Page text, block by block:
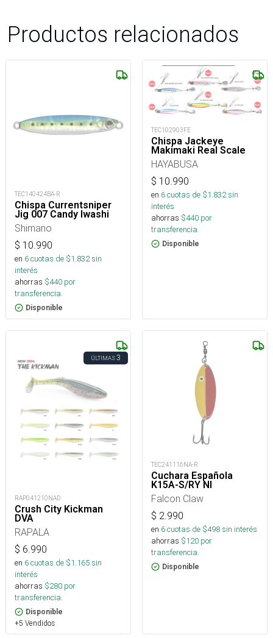
Productos relacionados
TEC140424BA-R
Chispa Currentsniper
Jig 007 Candy Iwashi
Shimano
$ 10.990
en 6cuotas de $1.832sin
interés
ahorras $440 por
transferencia.
Disponible
TEC102903FE
Chispa Jackeye
Makimaki Real Scale
HAYABUSA
$ 10.990
en 6cuotas de $1.832sin
interés
ahorras $440 por
transferencia.
Disponible
ÚLTIMAS3
RAP041210NAD
Crush City Kickman
DVA
RAPALA
$ 6.990
en 6cuotas de $1.165sin
interés
ahorras $280 por
transferencia.
Disponible
+5 Vendidos
TEC241116NA-R
Cuchara Española
K15A-S/RY NI
Falcon Claw
$ 2.990
en 6cuotas de $498sin interés
ahorras $120 por
transferencia.
Disponible